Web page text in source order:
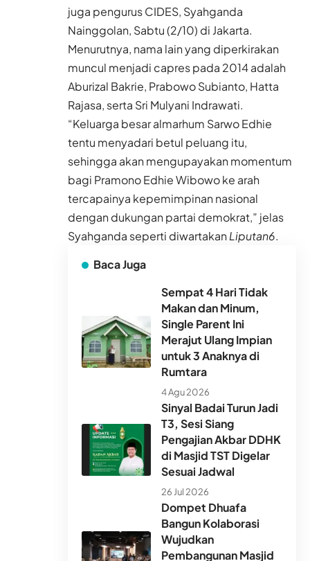
juga pengurus CIDES, Syahganda
Nainggolan, Sabtu (2/10) di Jakarta.
Menurutnya, nama lain yang diperkirakan
muncul menjadi capres pada 2014 adalah
Aburizal Bakrie, Prabowo Subianto, Hatta
Rajasa, serta Sri Mulyani Indrawati.
“Keluarga besar almarhum Sarwo Edhie
tentu menyadari betul peluang itu,
sehingga akan mengupayakan momentum
bagi Pramono Edhie Wibowo ke arah
tercapainya kepemimpinan nasional
dengan dukungan partai demokrat,” jelas
Syahganda seperti diwartakanLiputan6.
Baca Juga
Sempat 4 Hari Tidak
Makan dan Minum,
Single Parent Ini
Merajut Ulang Impian
untuk 3 Anaknya di
Rumtara
4 Agu 2026
Sinyal Badai Turun Jadi
T3, Sesi Siang
Pengajian Akbar DDHK
di Masjid TST Digelar
Sesuai Jadwal
26 Jul 2026
Dompet Dhuafa
Bangun Kolaborasi
Wujudkan
Pembangunan Masjid